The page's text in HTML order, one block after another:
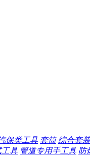
保类工具 套筒 综合套
工具 管道专用手工具 防